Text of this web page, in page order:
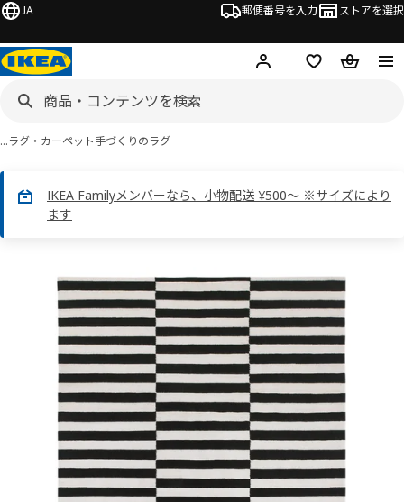
JA 郵便番号を入力 ストアを選択
ログイン・新規入会
欲しいものリスト
カート
…ラグ・カーペット手づくりのラグ
IKEA Familyメンバーなら、小物配送 ¥500～ ※サイズにより
ます
ストックホルム画像